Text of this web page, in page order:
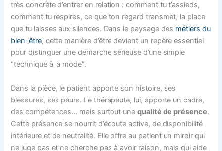
très concrète d’entrer en relation : comment tu t’assieds,
comment tu respires, ce que ton regard transmet, la place
que tu laisses aux silences. Dans le paysage des métiers du
bien-être, cette manière d’être devient un repère essentiel
pour distinguer une démarche sérieuse d’une simple
“technique à la mode”.
Dans la pièce, le patient apporte son histoire, ses
blessures, ses peurs. Le thérapeute, lui, apporte un cadre,
des compétences… mais surtout unequalité de présence.
Cette présence se nourrit d’écoute active, de disponibilité
intérieure et de neutralité. Elle offre au patient un miroir qui
ne juge pas et ne cherche pas à avoir raison, mais qui aide